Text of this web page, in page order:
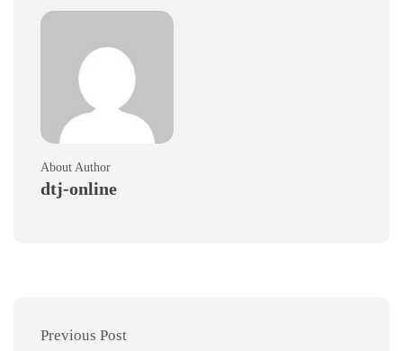
About Author
dtj-online
Previous Post